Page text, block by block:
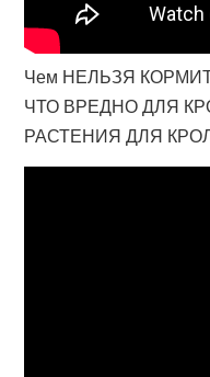
Чем НЕЛЬЗЯ
ЧТО ВРЕДНО ДЛЯ
РАСТЕНИЯ ДЛЯ